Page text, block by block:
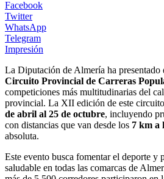
Facebook
Twitter
WhatsApp
Telegram
Impresión
La Diputación de Almería ha
Circuito Provincial de Carreras
competiciones más multitudinarias del
provincial. La XII edición de este
de abril al 25 de octubre, incluyendo
con distancias que van desde los 7 km a
absoluta.
Este evento busca fomentar el deporte y
saludable en todas las comarcas de